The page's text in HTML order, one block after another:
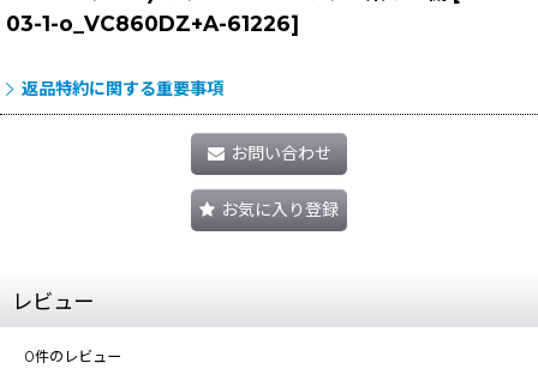
03-1-o_VC860DZ+A-61226]
返品特約に関する重要事項
お問い合わせ
お気に入り登録
レビュー
0件のレビュー